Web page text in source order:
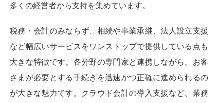
多くの経営者から支持を集めています。
税務・会計のみならず、相続や事業承継、法人設立支援
など幅広いサービスをワンストップで提供している点も
大きな特徴です。各分野の専門家と連携しながら、お客
さまが必要とする手続きを迅速かつ正確に進められるの
が大きな魅力です。クラウド会計の導入支援など、業務